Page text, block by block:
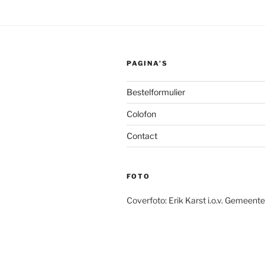
PAGINA’S
Bestelformulier
Colofon
Contact
FOTO
Coverfoto: Erik Karst i.o.v.